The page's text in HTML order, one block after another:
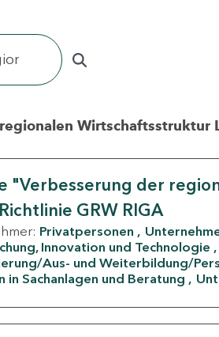
Wirtschaftsstruktur
"Verbesserung der
GRW RIGA
Privatpersonen
Innovation und Technologie
Aus- und Weiterbildung/
in Sachanlagen und Beratung